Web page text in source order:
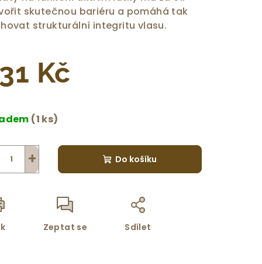
skutečnou bariéru a pomáhá tak
strukturální integritu vlasu.
Kč
(1 ks)
+ Do košíku
Zeptat se Sdílet